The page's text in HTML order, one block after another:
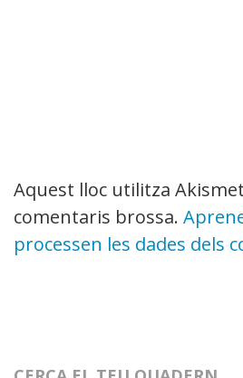
Aquest lloc utilitza
comentaris brossa.
processen les dades dels